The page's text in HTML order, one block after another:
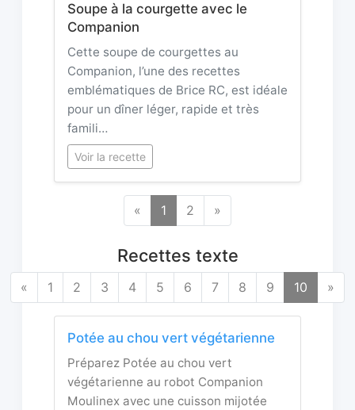
Soupe à la courgette avec le
Companion
Cette soupe de courgettes au
Companion, l’une des recettes
emblématiques de Brice RC, est idéale
pour un dîner léger, rapide et très
famili…
Voir la recette
« 1 2 »
Recettes texte
« 1 2 3 4 5 6 7 8 9 10 »
Potée au chou vert végétarienne
Préparez Potée au chou vert
végétarienne au robot Companion
Moulinex avec une cuisson mijotée